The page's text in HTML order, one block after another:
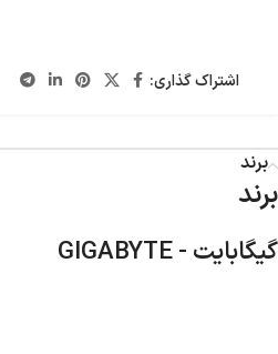
اشتراک گذاری:
برند
برند
گیگابایت - GIGABYTE